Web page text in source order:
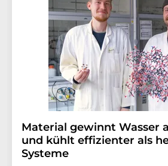
Material gewinnt Wasser
und kühlt effizienter als
Systeme